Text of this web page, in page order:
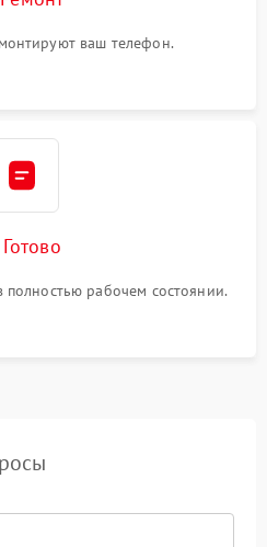
ваш телефон.
рабочем состоянии.